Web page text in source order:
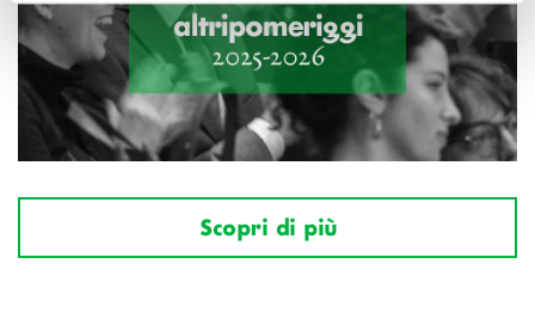
Scopri di più